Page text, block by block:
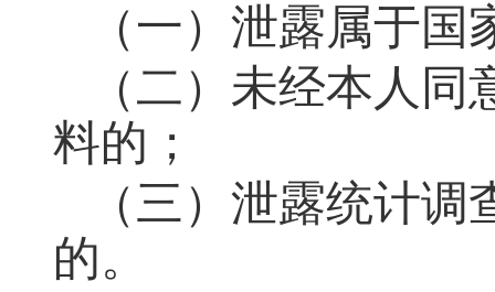
（一）泄露属于
（二）未经本人
料的；
（三）泄露统计
的。